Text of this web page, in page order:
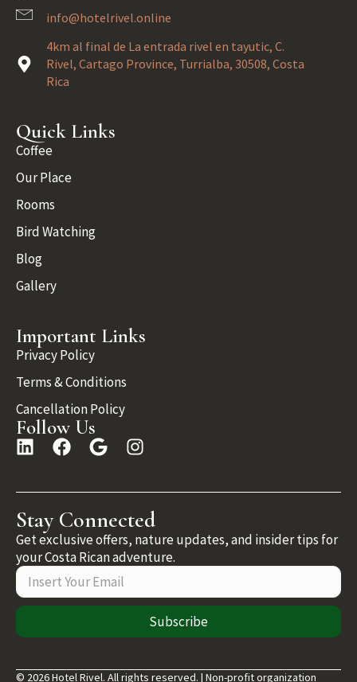
info@hotelrivel.online
4km al final de La entrada rivel en tayutic, C.
Rivel, Cartago Province, Turrialba, 30508, Costa
Rica
Quick Links
Coffee
Our Place
Rooms
Bird Watching
Blog
Gallery
Important Links
Privacy Policy
Terms & Conditions
Cancellation Policy
Follow Us
Stay Connected
Get exclusive offers, nature updates, and insider tips for
your Costa Rican adventure.
Subscribe
© 2026 Hotel Rivel. All rights reserved. | Non-profit organization